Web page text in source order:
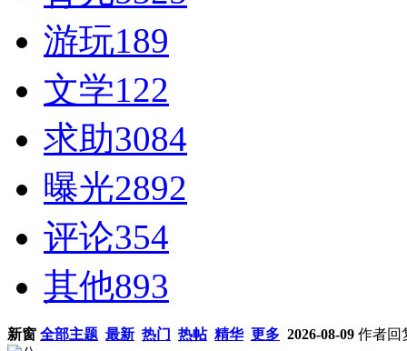
游玩189
文学122
求助3084
曝光2892
评论354
其他893
新窗 全部主题 最新 热门 热帖 精华 更多 2026-08-09 作者回